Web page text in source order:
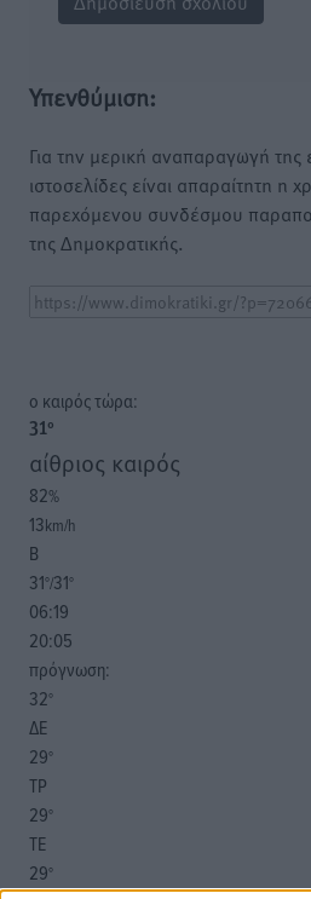
Υπενθύμιση:
Για την μερική αναπαραγωγή της
ιστοσελίδες είναι απαραίτητη η
παρεχόμενου συνδέσμου
της Δημοκρατικής.
o καιρός τώρα:
31°
αίθριος καιρός
82%
13km/h
Β
31°/31°
06:19
20:05
πρόγνωση:
32°
ΔΕ
29°
ΤΡ
29°
ΤΕ
29°